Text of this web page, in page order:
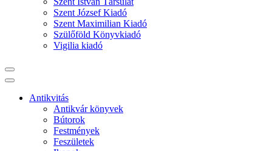
Szent József Kiadó
Szent Maximilian Kiadó
Szülőföld Könyvkiadó
Vigilia kiadó
Antikvitás
Antikvár könyvek
Bútorok
Festmények
Feszületek